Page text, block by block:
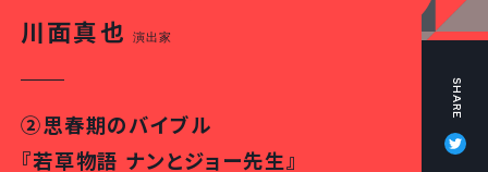
川面真也 演出家
②思春期のバイブル
『若草物語 ナンとジョー先生』